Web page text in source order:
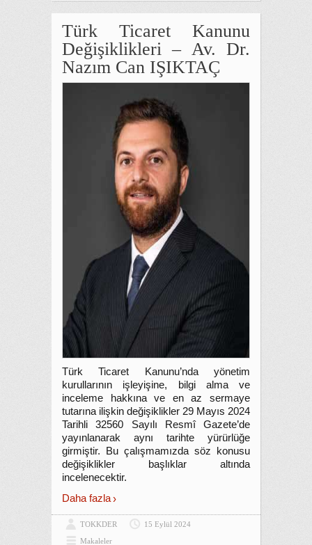
Türk Ticaret Kanunu
Değişiklikleri – Av. Dr.
Nazım Can IŞIKTAÇ
Türk Ticaret Kanunu’nda yönetim
kurullarının işleyişine, bilgi alma ve
inceleme hakkına ve en az sermaye
tutarına ilişkin değişiklikler 29 Mayıs 2024
Tarihli 32560 Sayılı Resmî Gazete’de
yayınlanarak aynı tarihte yürürlüğe
girmiştir. Bu çalışmamızda söz konusu
değişiklikler başlıklar altında
incelenecektir.
Daha fazla
TOKKDER
15 Eylül 2024
Makaleler